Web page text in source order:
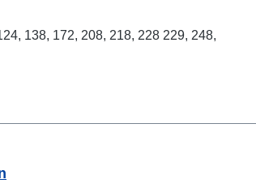
138, 172, 208, 218, 228 229, 248,